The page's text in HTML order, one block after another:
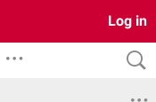
Log in